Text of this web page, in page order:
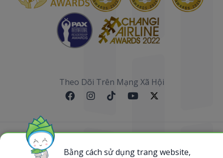
Theo Dõi Trên Mạng Xã Hội
Sơ đồ website
Bằng cách sử dụng trang website,